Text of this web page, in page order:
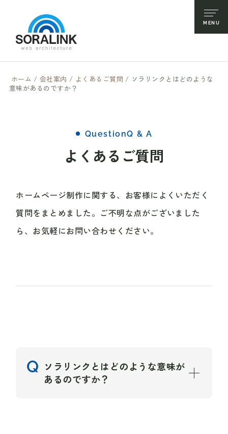
ホーム / 会社案内 / よくあるご質問 / ソラリンクとはどのような
意味があるのですか？
QuestionQ & A
よくあるご質問
ホームページ制作に関する、お客様によくいただく
質問をまとめました。ご不明な点がございました
ら、お気軽にお問い合わせください。
ソラリンクとはどのような意味が
あるのですか？